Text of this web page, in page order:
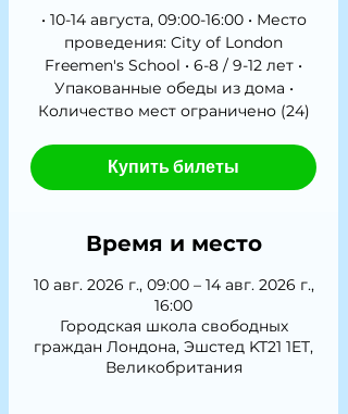
• 10-14 августа, 09:00-16:00 • Место
проведения: City of London
Freemen's School • 6-8 / 9-12 лет •
Упакованные обеды из дома •
Количество мест ограничено (24)
Купить билеты
Время и место
10 авг. 2026 г., 09:00 – 14 авг. 2026 г.,
16:00
Городская школа свободных
граждан Лондона, Эшстед KT21 1ET,
Великобритания